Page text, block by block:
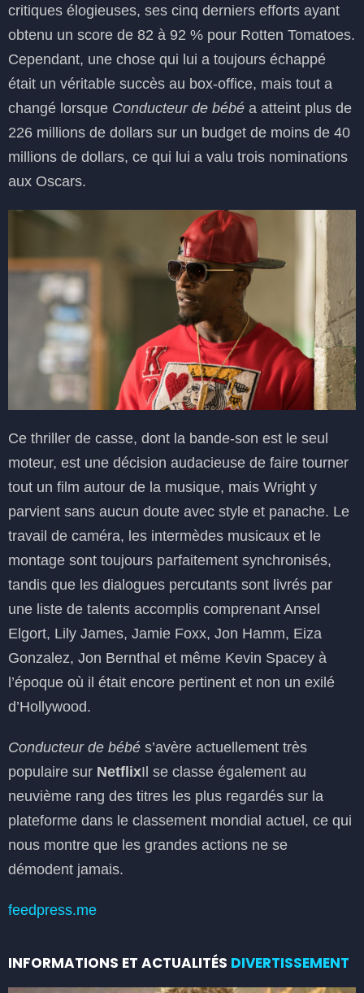
critiques élogieuses, ses cinq derniers efforts ayant
obtenu un score de 82 à 92 % pour Rotten Tomatoes.
Cependant, une chose qui lui a toujours échappé
était un véritable succès au box-office, mais tout a
changé lorsque Conducteur de bébé a atteint plus de
226 millions de dollars sur un budget de moins de 40
millions de dollars, ce qui lui a valu trois nominations
aux Oscars.
Ce thriller de casse, dont la bande-son est le seul
moteur, est une décision audacieuse de faire tourner
tout un film autour de la musique, mais Wright y
parvient sans aucun doute avec style et panache. Le
travail de caméra, les intermèdes musicaux et le
montage sont toujours parfaitement synchronisés,
tandis que les dialogues percutants sont livrés par
une liste de talents accomplis comprenant Ansel
Elgort, Lily James, Jamie Foxx, Jon Hamm, Eiza
Gonzalez, Jon Bernthal et même Kevin Spacey à
l’époque où il était encore pertinent et non un exilé
d’Hollywood.
Conducteur de bébé s’avère actuellement très
populaire sur NetflixIl se classe également au
neuvième rang des titres les plus regardés sur la
plateforme dans le classement mondial actuel, ce qui
nous montre que les grandes actions ne se
démodent jamais.
feedpress.me
INFORMATIONS ET ACTUALITÉS DIVERTISSEMENT